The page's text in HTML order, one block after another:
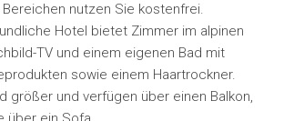
Bereichen nutzen Sie kostenfrei.
Hotel bietet Zimmer im alpinen
TV und einem eigenen Bad mit
sowie einem Haartrockner.
größer und verfügen über einen Balkon,